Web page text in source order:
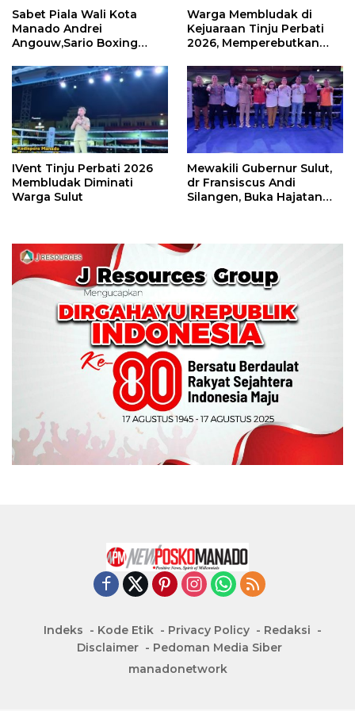
Sabet Piala Wali Kota
Manado Andrei
Angouw,Sario Boxing
Perbati 2026
Warga Membludak di
Kejuaraan Tinju Perbati
2026, Memperebutkan
IVent Tinju Perbati 2026
Membludak Diminati
Warga Sulut
Mewakili Gubernur Sulut,
dr Fransiscus Andi
Silangen, Buka Hajatan
Indeks Kode Etik Privacy Policy
Redaksi
Disclaimer
Pedoman Media Siber
manadonetwork